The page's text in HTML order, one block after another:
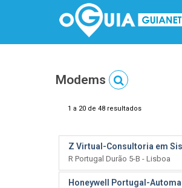
Modems
1 a 20 de 48 resultados
Z Virtual-Consultoria em
R Portugal Durão 5-B - Lisboa
Honeywell Portugal-